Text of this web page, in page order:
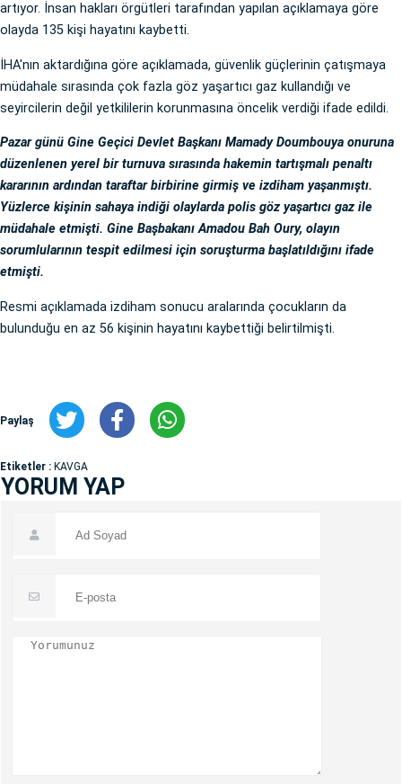
artıyor. İnsan hakları örgütleri tarafından yapılan açıklamaya göre
olayda 135 kişi hayatını kaybetti.
İHA'nın aktardığına göre açıklamada, güvenlik güçlerinin çatışmaya
müdahale sırasında çok fazla göz yaşartıcı gaz kullandığı ve
seyircilerin değil yetkililerin korunmasına öncelik verdiği ifade edildi.
Pazar günü Gine Geçici Devlet Başkanı Mamady Doumbouya onuruna
düzenlenen yerel bir turnuva sırasında hakemin tartışmalı penaltı
kararının ardından taraftar birbirine girmiş ve izdiham yaşanmıştı.
Yüzlerce kişinin sahaya indiği olaylarda polis göz yaşartıcı gaz ile
müdahale etmişti. Gine Başbakanı Amadou Bah Oury, olayın
sorumlularının tespit edilmesi için soruşturma başlatıldığını ifade
etmişti.
Resmi açıklamada izdiham sonucu aralarında çocukların da
bulunduğu en az 56 kişinin hayatını kaybettiği belirtilmişti.
Paylaş
Etiketler : KAVGA
YORUM YAP